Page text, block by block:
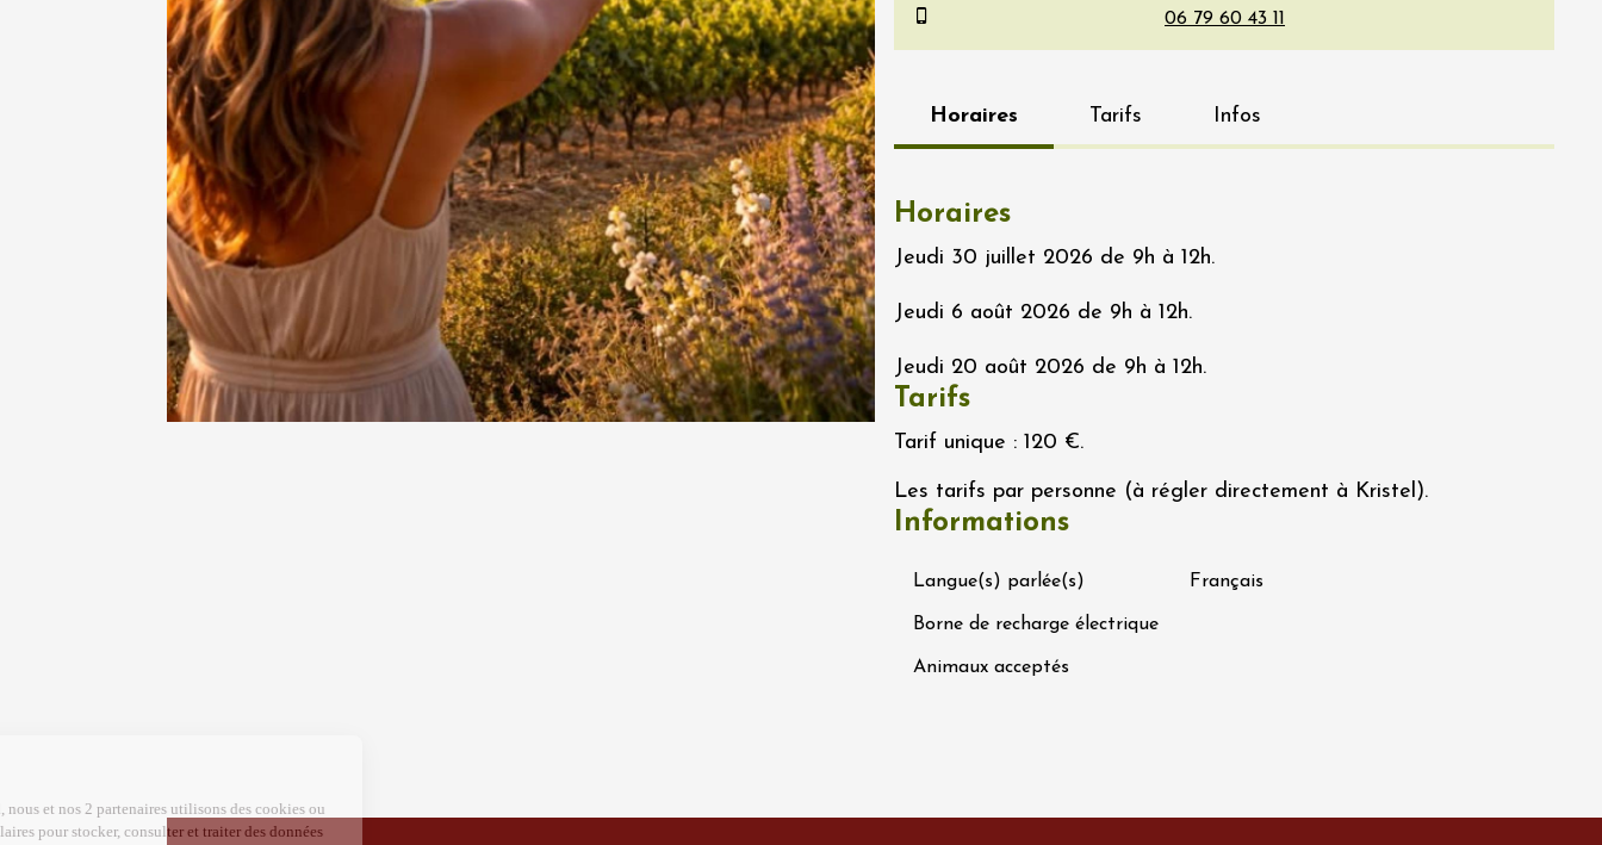
L'apéritif au caveau -
Domaine Perréal
20:30
06 août 2026 et plus Oenologie
Un verre aux jardins
Avignon
18:30
20:30
06 août 2026 et plus Oenologie
Balade en trott électrique
Horaires Tarifs Infos
Horaires
Jeudi 30 juillet 2026 de 9h à 12h.
Jeudi 6 août 2026 de 9h à 12h.
Jeudi 20 août 2026 de 9h à 12h.
Tarifs
Tarif unique : 120 €.
Les tarifs par personne (à régler directement à Kristel).
Informations
Langue(s) parlée(s) Français
Borne de recharge électrique
Animaux acceptés